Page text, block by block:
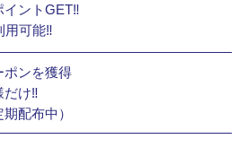
イントGET‼
用可能‼
ポンを獲得
だけ‼
配布中）